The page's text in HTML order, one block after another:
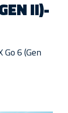
II)-
Go 6 (Gen